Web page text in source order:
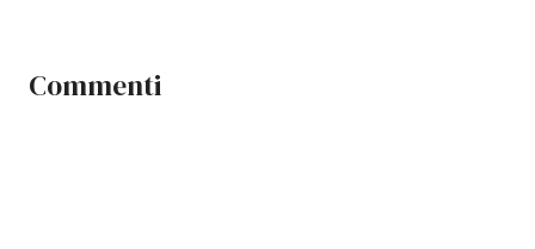
Commenti